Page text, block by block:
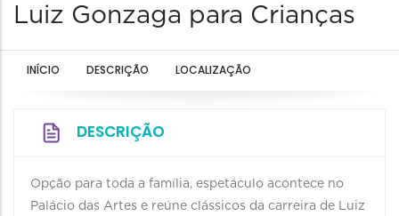
Luiz Gonzaga para Crianças
INÍCIO DESCRIÇÃO LOCALIZAÇÃO
DESCRIÇÃO
Opção para toda a família, espetáculo acontece no
Palácio das Artes e reúne clássicos da carreira de Luiz